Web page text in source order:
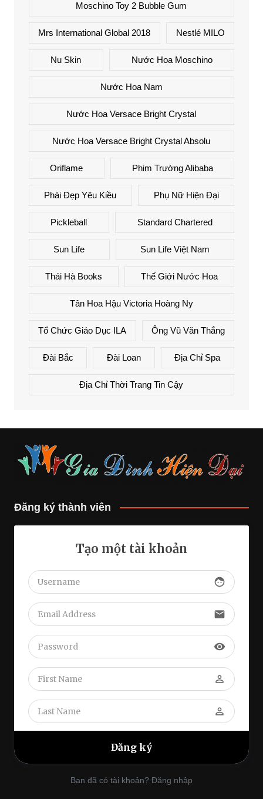
Moschino Toy 2 Bubble Gum
Mrs International Global 2018 Nestlé MILO
Nu Skin Nước Hoa Moschino
Nước Hoa Nam
Nước Hoa Versace Bright Crystal
Nước Hoa Versace Bright Crystal Absolu
Oriflame Phim Trường Alibaba
Phái Đẹp Yêu Kiều Phụ Nữ Hiện Đại
Pickleball Standard Chartered
Sun Life Sun Life Việt Nam
Thái Hà Books Thế Giới Nước Hoa
Tân Hoa Hậu Victoria Hoàng Ny
Tổ Chức Giáo Dục ILA Ông Vũ Văn Thắng
Đài Bắc Đài Loan Địa Chỉ Spa
Địa Chỉ Thời Trang Tin Cậy
Đăng ký thành viên
Tạo một tài khoản
face
email
visibility
perm_identity
perm_identity
Bạn đã có tài khoản? Đăng nhập